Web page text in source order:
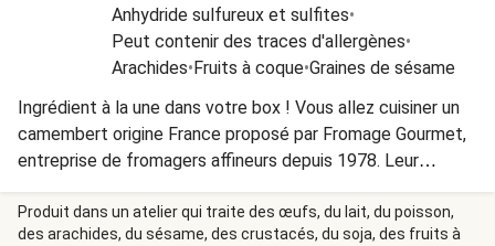
Anhydride sulfureux et sulfites•
Peut contenir des traces d'allergènes•
Arachides•Fruits à coque•Graines de sésame
Ingrédient à la une dans votre box ! Vous allez cuisiner un
camembert origine France proposé par Fromage Gourmet,
entreprise de fromagers affineurs depuis 1978. Leur
expérience assure une sélection de qualité afin de sublimer
cette recette.
Produit dans un atelier qui traite des œufs, du lait, du poisson,
des arachides, du sésame, des crustacés, du soja, des fruits à